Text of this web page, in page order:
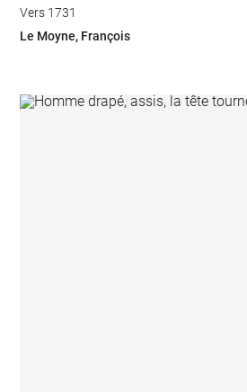
Vers 1731
Le Moyne, François